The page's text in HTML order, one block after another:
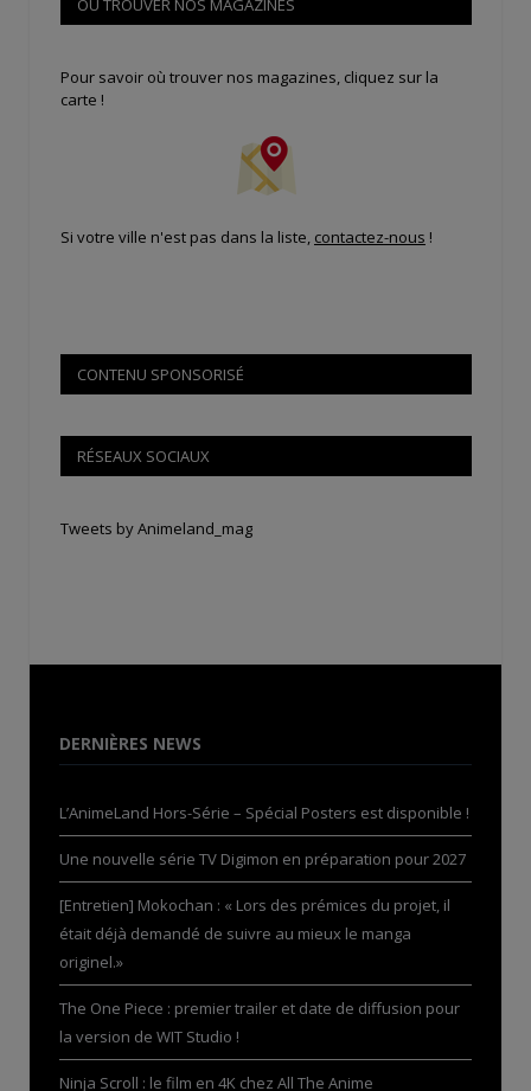
OÙ TROUVER NOS MAGAZINES
Pour savoir où trouver nos magazines, cliquez sur la
carte !
Si votre ville n'est pas dans la liste, contactez-nous !
CONTENU SPONSORISÉ
RÉSEAUX SOCIAUX
Tweets by Animeland_mag
DERNIÈRES NEWS
L’AnimeLand Hors-Série – Spécial Posters est disponible !
Une nouvelle série TV Digimon en préparation pour 2027
[Entretien] Mokochan : « Lors des prémices du projet, il
était déjà demandé de suivre au mieux le manga
originel.»
The One Piece : premier trailer et date de diffusion pour
la version de WIT Studio !
Ninja Scroll : le film en 4K chez All The Anime